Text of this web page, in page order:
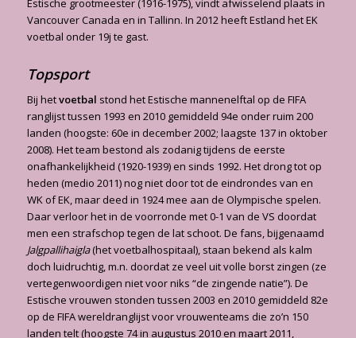
Estische grootmeester (1916-1975), vindt afwisselend plaats in
Vancouver Canada en in Tallinn. In 2012 heeft Estland het EK
voetbal onder 19j te gast.
Topsport
Bij hetvoetbal stond het Estische mannenelftal op de FIFA
ranglijst tussen 1993 en 2010 gemiddeld 94e onder ruim 200
landen (hoogste: 60e in december 2002; laagste 137 in oktober
2008). Het team bestond als zodanig tijdens de eerste
onafhankelijkheid (1920-1939) en sinds 1992. Het drong tot op
heden (medio 2011) nog niet door tot de eindrondes van en
WK of EK, maar deed in 1924 mee aan de Olympische spelen.
Daar verloor het in de voorronde met 0-1 van de VS doordat
men een strafschop tegen de lat schoot. De fans, bijgenaamd
Jalgpallihaigla(het voetbalhospitaal), staan bekend als kalm
doch luidruchtig, m.n. doordat ze veel uit volle borst zingen (ze
vertegenwoordigen niet voor niks “de zingende natie”). De
Estische vrouwen stonden tussen 2003 en 2010 gemiddeld 82e
op de FIFA wereldranglijst voor vrouwenteams die zo’n 150
landen telt (hoogste 74 in augustus 2010 en maart 2011,